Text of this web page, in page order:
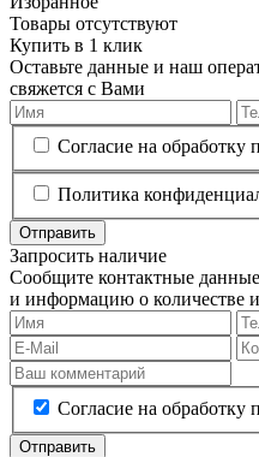
Товары отсутствуют
Купить в 1 клик
Оставьте данные и наш
свяжется с Вами
Согласие на обработку
Политика
Отправить
Запросить наличие
Сообщите контактные данные
и информацию о количестве и
Согласие на обработку
Отправить